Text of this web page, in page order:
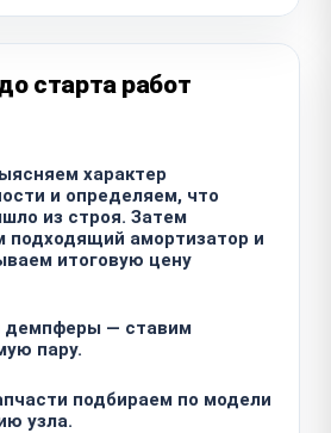
старта работ
характер
и определяем, что
из строя. Затем
подходящий амортизатор и
итоговую цену
демпферы — ставим
пару.
подбираем по модели
узла.